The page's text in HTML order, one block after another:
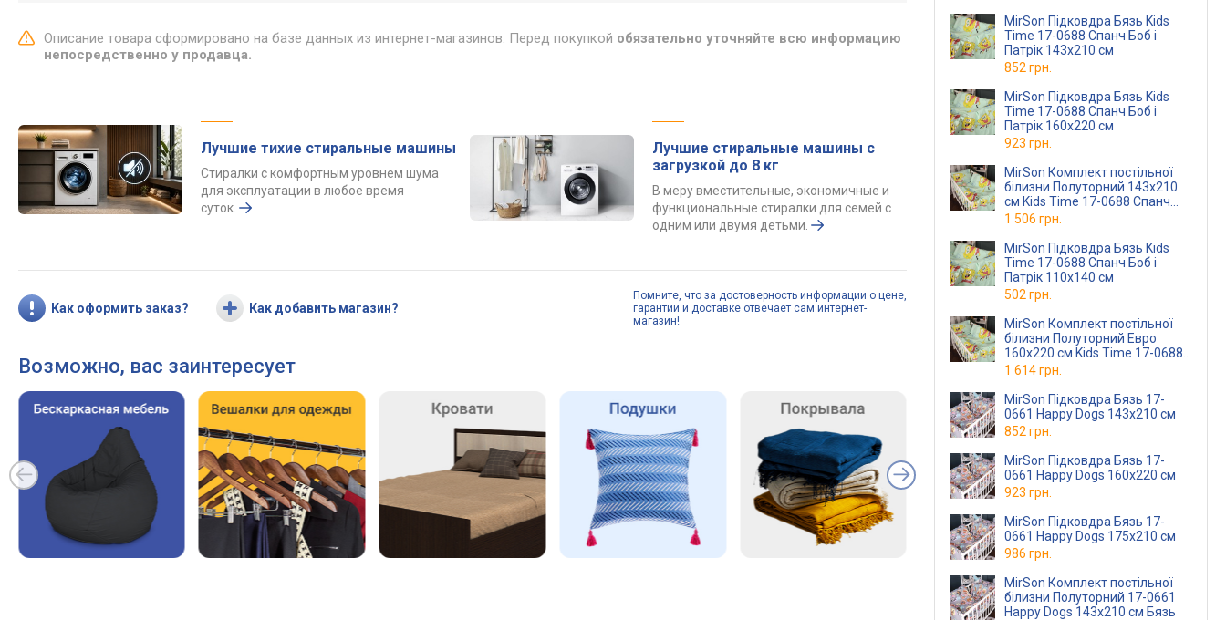
Описание товара сформировано на базе данных из интернет-магазинов. Перед покупкой обязательно уточняйте всю информацию
непосредственно у продавца.
Лучшие тихие стиральные машины
Стиралки с комфортным уровнем шума
для эксплуатации в любое время
суток.
Лучшие стиральные машины с
загрузкой до 8 кг
В меру вместительные, экономичные и
функциональные стиралки для семей с
одним или двумя детьми.
Как оформить заказ? Как добавить магазин?
Помните, что за достоверность информации о цене,
гарантии и доставке отвечает сам интернет-
магазин!
Возможно, вас заинтересует
MirSon Підковдра Бязь Kids
Time 17-0688 Спанч Боб і
Патрік 143х210 см
852 грн.
MirSon Підковдра Бязь Kids
Time 17-0688 Спанч Боб і
Патрік 160х220 см
923 грн.
MirSon Комплект постільної
білизни Полуторний 143x210
см Kids Time 17-0688 Спанч
Боб и Патрик Бязь
1 506 грн.
MirSon Підковдра Бязь Kids
Time 17-0688 Спанч Боб і
Патрік 110х140 см
502 грн.
MirSon Комплект постільної
білизни Полуторний Евро
160x220 см Kids Time 17-0688
Спанч Боб и Патрик 160x 220
см Бязь (2200010
1 614 грн.
MirSon Підковдра Бязь 17-
0661 Happy Dogs 143х210 см
852 грн.
MirSon Підковдра Бязь 17-
0661 Happy Dogs 160х220 см
923 грн.
MirSon Підковдра Бязь 17-
0661 Happy Dogs 175х210 см
986 грн.
MirSon Комплект постільної
білизни Полуторний 17-0661
Happy Dogs 143х210 см Бязь